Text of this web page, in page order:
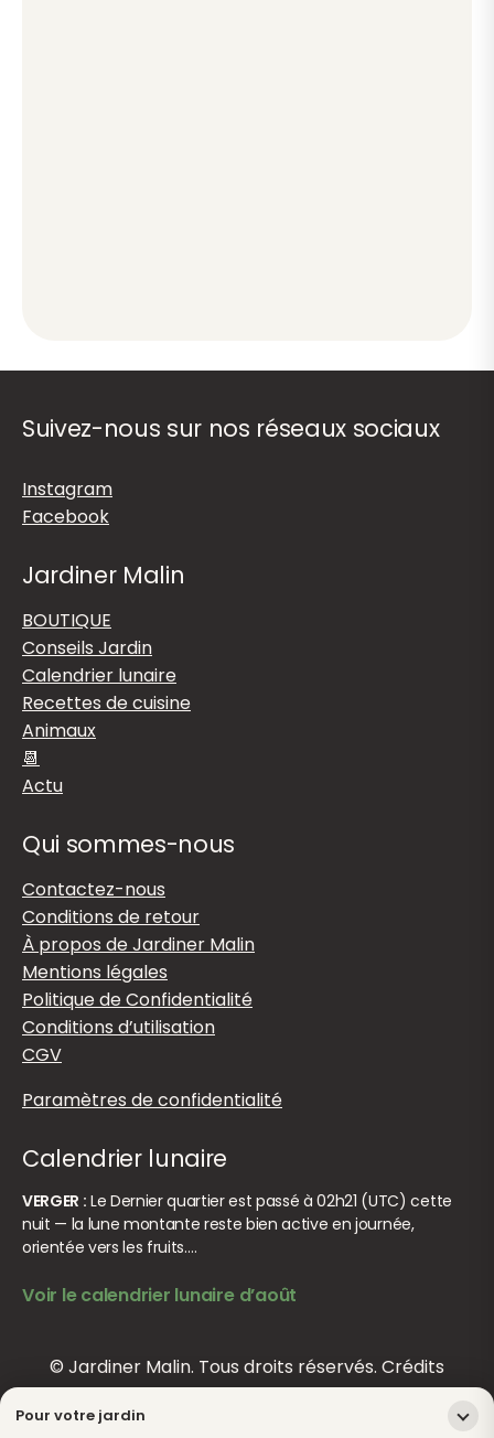
Pour votre jardin
Suivez-nous sur nos réseaux sociaux
Instagram
Facebook
Jardiner Malin
BOUTIQUE
Conseils Jardin
Calendrier lunaire
Recettes de cuisine
Animaux
📆
Actu
Qui sommes-nous
Contactez-nous
Conditions de retour
À propos de Jardiner Malin
Mentions légales
Politique de Confidentialité
Conditions d’utilisation
CGV
Paramètres de confidentialité
Calendrier lunaire
VERGER : Le Dernier quartier est passé à 02h21 (UTC) cette
nuit — la lune montante reste bien active en journée,
orientée vers les fruits.…
Voir le calendrier lunaire d’août
© Jardiner Malin. Tous droits réservés. Crédits